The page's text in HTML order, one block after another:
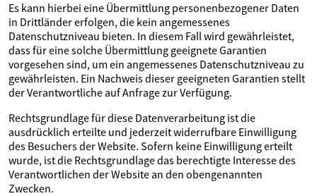
Es kann hierbei eine Übermittlung personenbezogener Daten
in Drittländer erfolgen, die kein angemessenes
Datenschutzniveau bieten. In diesem Fall wird gewährleistet,
dass für eine solche Übermittlung geeignete Garantien
vorgesehen sind, um ein angemessenes Datenschutzniveau zu
gewährleisten. Ein Nachweis dieser geeigneten Garantien stellt
der Verantwortliche auf Anfrage zur Verfügung.
Rechtsgrundlage für diese Datenverarbeitung ist die
ausdrücklich erteilte und jederzeit widerrufbare Einwilligung
des Besuchers der Website. Sofern keine Einwilligung erteilt
wurde, ist die Rechtsgrundlage das berechtigte Interesse des
Verantwortlichen der Website an den obengenannten
Zwecken.